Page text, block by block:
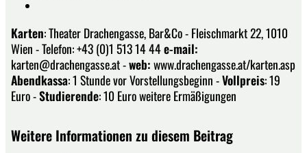
Karten: Theater Drachengasse, Bar&Co - Fleischmarkt 22, 1010
Wien - Telefon: +43 (0)1 513 14 44e-mail:
karten@drachengasse.at -web:www.drachengasse.at/karten.asp
Abendkassa: 1 Stunde vor Vorstellungsbeginn -Vollpreis: 19
Euro -Studierende: 10 Euro weitere Ermäßigungen
Weitere Informationen zu diesem Beitrag